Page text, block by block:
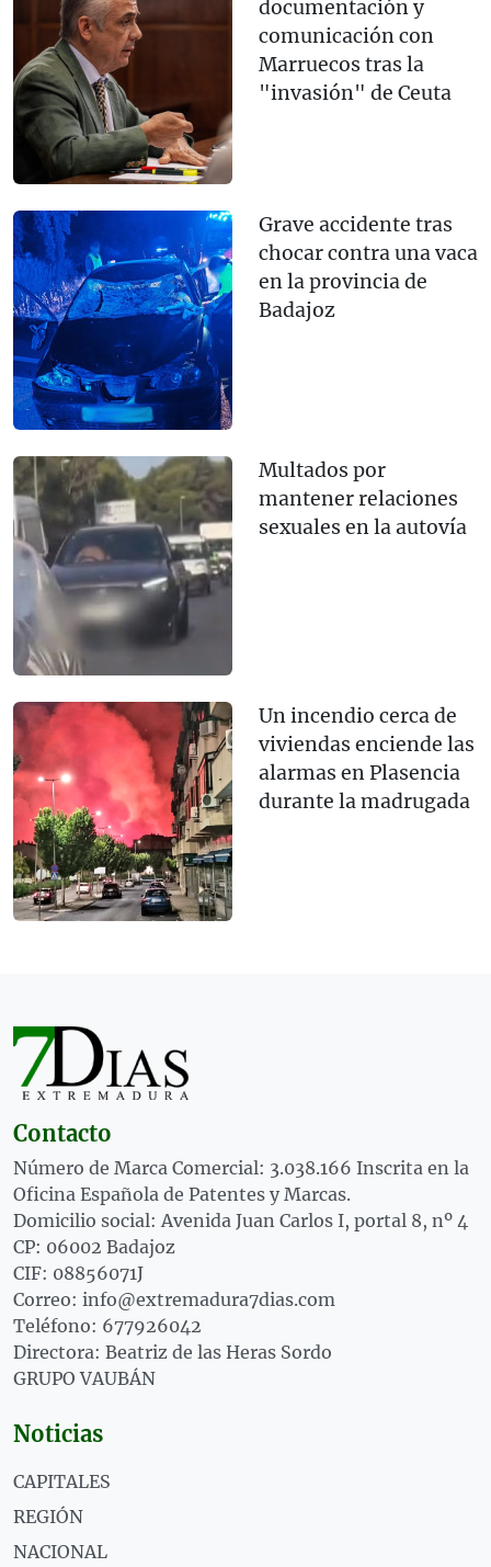
documentación y
comunicación con
Marruecos tras la
"invasión" de Ceuta
Grave accidente tras
chocar contra una vaca
en la provincia de
Badajoz
Multados por
mantener relaciones
sexuales en la autovía
Un incendio cerca de
viviendas enciende las
alarmas en Plasencia
durante la madrugada
Contacto
Número de Marca Comercial: 3.038.166 Inscrita en la
Oficina Española de Patentes y Marcas.
Domicilio social: Avenida Juan Carlos I, portal 8, nº 4
CP: 06002 Badajoz
CIF: 08856071J
Correo: info@extremadura7dias.com
Teléfono: 677926042
Directora: Beatriz de las Heras Sordo
GRUPO VAUBÁN
Noticias
CAPITALES
REGIÓN
NACIONAL